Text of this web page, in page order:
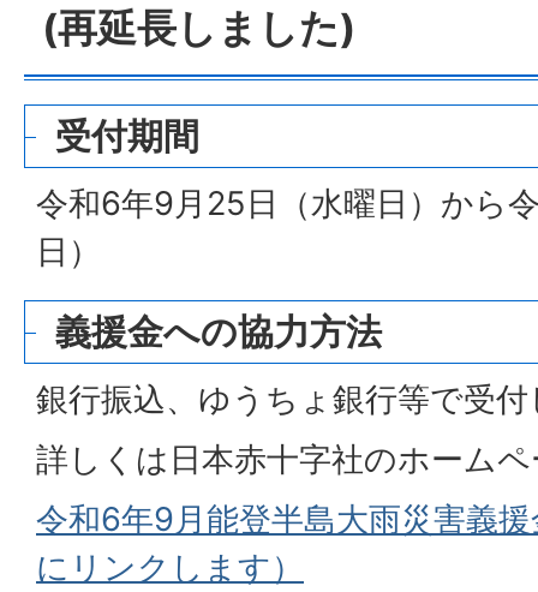
(再延長しました)
受付期間
令和6年9月25日（水曜日）から
日）
義援金への協力方法
銀行振込、ゆうちょ銀行等で受
詳しくは日本赤十字社のホーム
令和6年9月能登半島大雨災害義
にリンクします）